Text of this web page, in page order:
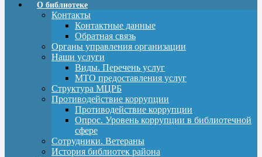
О библиотеке
Контакты
Контактные данные
Обратная связь
Органы управления организации
Наши услуги
Виды. Перечень услуг
МТО предоставления услуг
Структура МЦРБ
Противодействие коррупции
Противодействие коррупции
Опрос. Уровень коррупции в библиотечной
сфере
Сотрудники. Ветераны
История библиотек района